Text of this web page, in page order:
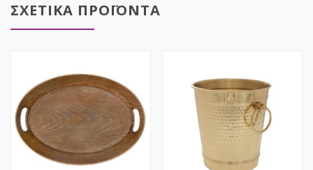
ΣΧΕΤΙΚΑ ΠΡΟΪΟΝΤΑ